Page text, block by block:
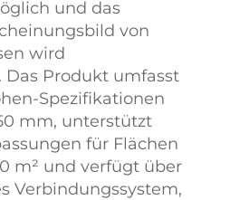
und das
von
wird
Produkt umfasst
Spezifikationen
mm, unterstützt
für Flächen
m² und verfügt über
Verbindungssystem,